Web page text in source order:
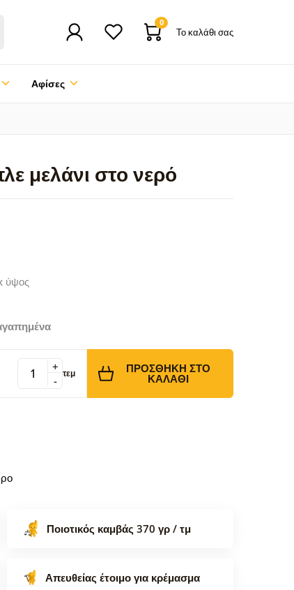
0
Το καλάθι σας
Αφίσες
μελάνι στο νερό
ύψος
-
+ τεμ ΠΡΟΣΘΉΚΗ ΣΤΟ
ΚΑΛΆΘΙ
Ποιοτικός καμβάς 370 γρ / τμ
Απευθείας έτοιμο για κρέμασμα